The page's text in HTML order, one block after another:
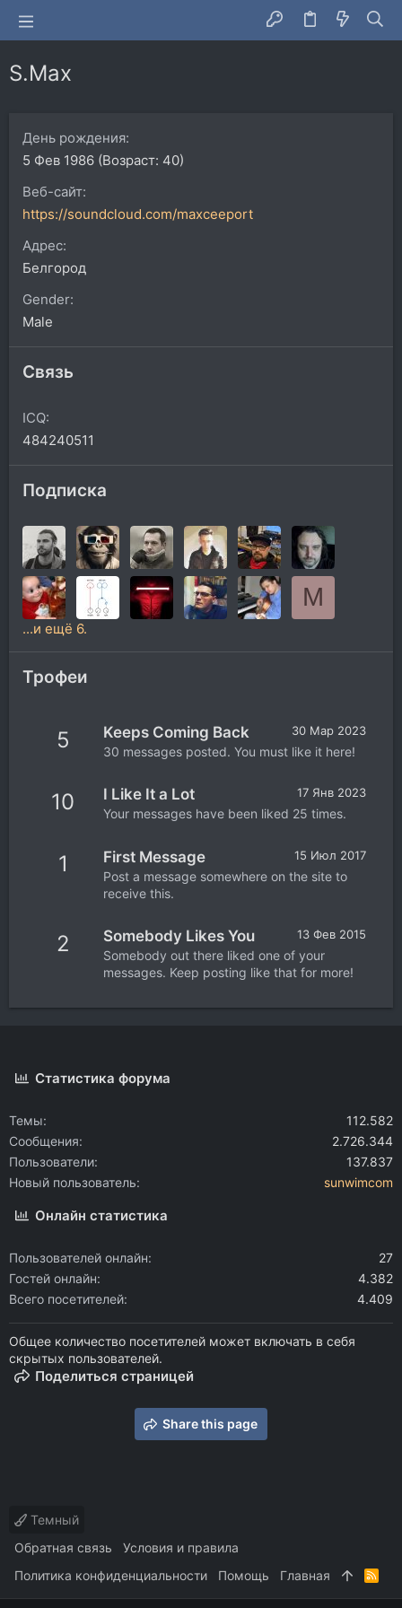
S.Max
День рождения
5 Фев 1986 (Возраст: 40)
Веб-сайт
https://soundcloud.com/maxceeport
Адрес
Белгород
Gender
Male
Связь
ICQ
484240511
Подписка
M
...и ещё 6.
Трофеи
5 30 Мар 2023
Keeps Coming Back
30 messages posted. You must like it here!
10 17 Янв 2023
I Like It a Lot
Your messages have been liked 25 times.
1 15 Июл 2017
First Message
Post a message somewhere on the site to
receive this.
2 13 Фев 2015
Somebody Likes You
Somebody out there liked one of your
messages. Keep posting like that for more!
Статистика форума
Темы
112.582
Сообщения
2.726.344
Пользователи
137.837
Новый пользователь
sunwimcom
Онлайн статистика
Пользователей онлайн
27
Гостей онлайн
4.382
Всего посетителей
4.409
Общее количество посетителей может включать в себя
скрытых пользователей.
Поделиться страницей
Share this page
Темный
Обратная связь
Условия и правила
Политика конфиденциальности
Помощь Главная
R